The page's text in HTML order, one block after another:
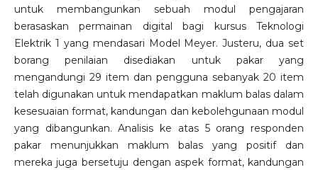
untuk membangunkan sebuah modul pengajaran
berasaskan permainan digital bagi kursus Teknologi
Elektrik 1 yang mendasari Model Meyer. Justeru, dua set
borang penilaian disediakan untuk pakar yang
mengandungi 29 item dan pengguna sebanyak 20 item
telah digunakan untuk mendapatkan maklum balas dalam
kesesuaian format, kandungan dan kebolehgunaan modul
yang dibangunkan. Analisis ke atas 5 orang responden
pakar menunjukkan maklum balas yang positif dan
mereka juga bersetuju dengan aspek format, kandungan